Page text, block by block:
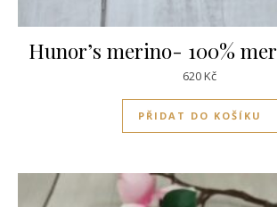
Hunor’s merino- 100%
620Kč
PŘIDAT DO KOŠÍKU